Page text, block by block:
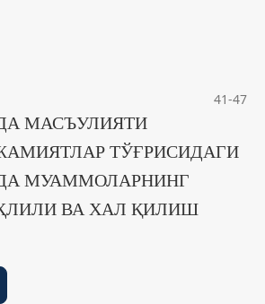
41-47
МАСЪУЛИЯТИ
ТЎҒРИСИДАГИ
МУАММОЛАРНИНГ
ВА ХАЛ ҚИЛИШ